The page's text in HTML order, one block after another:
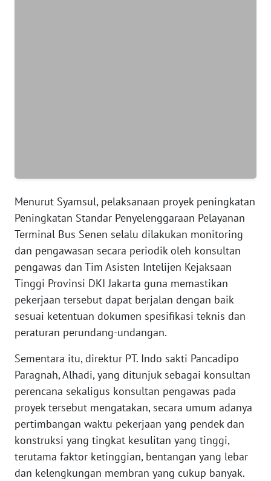
Menurut Syamsul, pelaksanaan proyek peningkatan
Peningkatan Standar Penyelenggaraan Pelayanan
Terminal Bus Senen selalu dilakukan monitoring
dan pengawasan secara periodik oleh konsultan
pengawas dan Tim Asisten Intelijen Kejaksaan
Tinggi Provinsi DKI Jakarta guna memastikan
pekerjaan tersebut dapat berjalan dengan baik
sesuai ketentuan dokumen spesifikasi teknis dan
peraturan perundang-undangan.
Sementara itu, direktur PT. Indo sakti Pancadipo
Paragnah, Alhadi, yang ditunjuk sebagai konsultan
perencana sekaligus konsultan pengawas pada
proyek tersebut mengatakan, secara umum adanya
pertimbangan waktu pekerjaan yang pendek dan
konstruksi yang tingkat kesulitan yang tinggi,
terutama faktor ketinggian, bentangan yang lebar
dan kelengkungan membran yang cukup banyak.
WN
NTB
WN
SULTENG
WN
SULBAR
BABEL
WN
SUMBAR
WN
SUMSEL